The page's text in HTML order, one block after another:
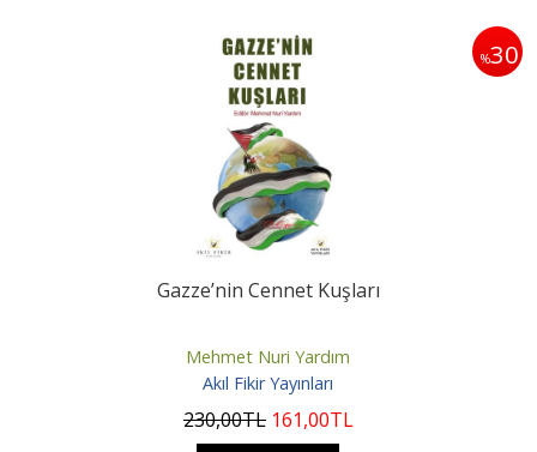
%30
Gazze’nin Cennet Kuşları
Mehmet Nuri Yardım
Akıl Fikir Yayınları
230,00TL 161,00TL